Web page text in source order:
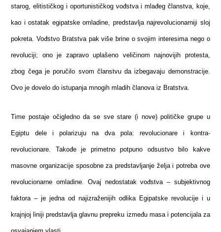
starog, elitističkog i oportunističkog vođstva i mlađeg članstva, koje,
kao i ostatak egipatske omladine, predstavlja najrevolucionarniji sloj
pokreta. Vođstvo Bratstva pak više brine o svojim interesima nego o
revoluciji; ono je zapravo uplašeno veličinom najnovijih protesta,
zbog čega je poručilo svom članstvu da izbegavaju demonstracije.
Ovo je dovelo do istupanja mnogih mladih članova iz Bratstva.
Time postaje očigledno da se sve stare (i nove) političke grupe u
Egiptu dele i polarizuju na dva pola: revolucionare i kontra-
revolucionare. Takođe je primetno potpuno odsustvo bilo kakve
masovne organizacije sposobne za predstavljanje želja i potreba ove
revolucionarne omladine. Ovaj nedostatak vođstva – subjektivnog
faktora – je jedna od najizraženijih odlika Egipatske revolucije i u
krajnjoj liniji predstavlja glavnu prepreku između masa i potencijala za